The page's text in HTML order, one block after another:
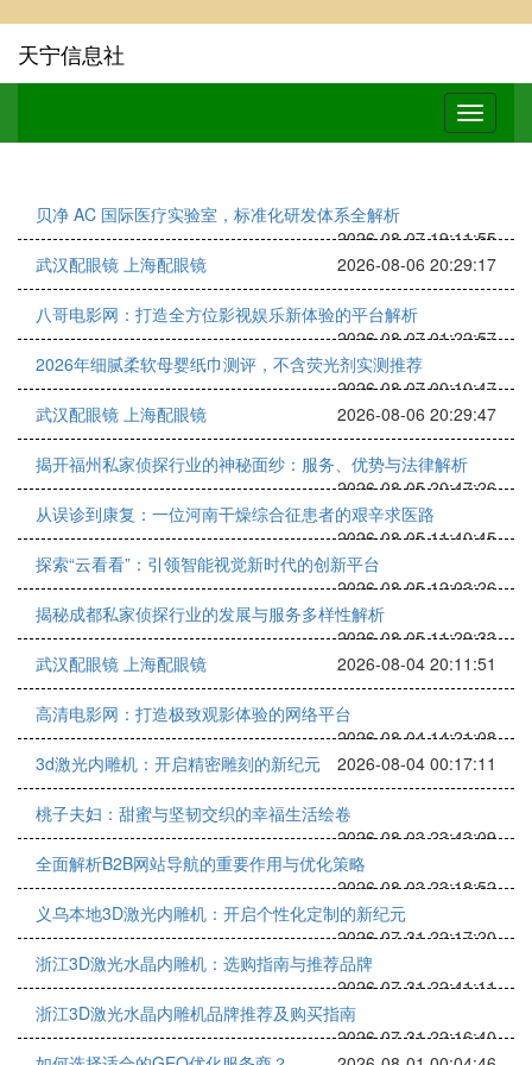
天宁信息社
贝净 AC 国际医疗实验室，标准化研发体系全解析
2026-08-07 19:11:55
武汉配眼镜 上海配眼镜
2026-08-06 20:29:17
八哥电影网：打造全方位影视娱乐新体验的平台解析
2026-08-07 01:22:57
2026年细腻柔软母婴纸巾测评，不含荧光剂实测推荐
2026-08-07 00:10:47
武汉配眼镜 上海配眼镜
2026-08-06 20:29:47
揭开福州私家侦探行业的神秘面纱：服务、优势与法律解析
2026-08-05 20:47:26
从误诊到康复：一位河南干燥综合征患者的艰辛求医路
2026-08-05 11:40:45
探索“云看看”：引领智能视觉新时代的创新平台
2026-08-05 12:03:26
揭秘成都私家侦探行业的发展与服务多样性解析
2026-08-05 11:29:33
武汉配眼镜 上海配眼镜
2026-08-04 20:11:51
高清电影网：打造极致观影体验的网络平台
2026-08-04 14:21:08
3d激光内雕机：开启精密雕刻的新纪元
2026-08-04 00:17:11
桃子夫妇：甜蜜与坚韧交织的幸福生活绘卷
2026-08-03 23:43:09
全面解析B2B网站导航的重要作用与优化策略
2026-08-03 23:18:52
义乌本地3D激光内雕机：开启个性化定制的新纪元
2026-07-31 22:17:20
浙江3D激光水晶内雕机：选购指南与推荐品牌
2026-07-31 22:41:11
浙江3D激光水晶内雕机品牌推荐及购买指南
2026-07-31 22:16:40